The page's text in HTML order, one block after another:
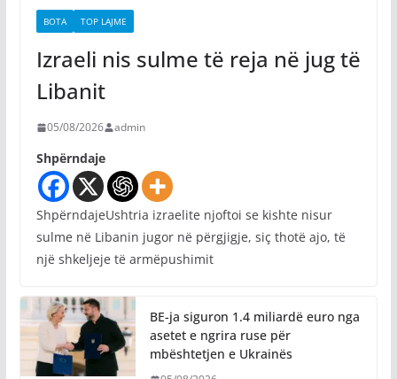
BOTA TOP LAJME
Izraeli nis sulme të reja në jug të
Libanit
05/08/2026 admin
Shpërndaje
ShpërndajeUshtria izraelite njoftoi se kishte nisur
sulme në Libanin jugor në përgjigje, siç thotë ajo, të
një shkeljeje të armëpushimit
BE-ja siguron 1.4 miliardë euro nga
asetet e ngrira ruse për
mbështetjen e Ukrainës